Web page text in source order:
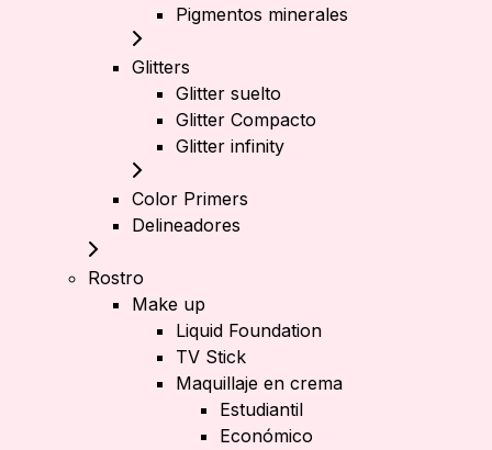
Pigmentos minerales
Glitters
Glitter suelto
Glitter Compacto
Glitter infinity
Color Primers
Delineadores
Rostro
Make up
Liquid Foundation
TV Stick
Maquillaje en crema
Estudiantil
Económico